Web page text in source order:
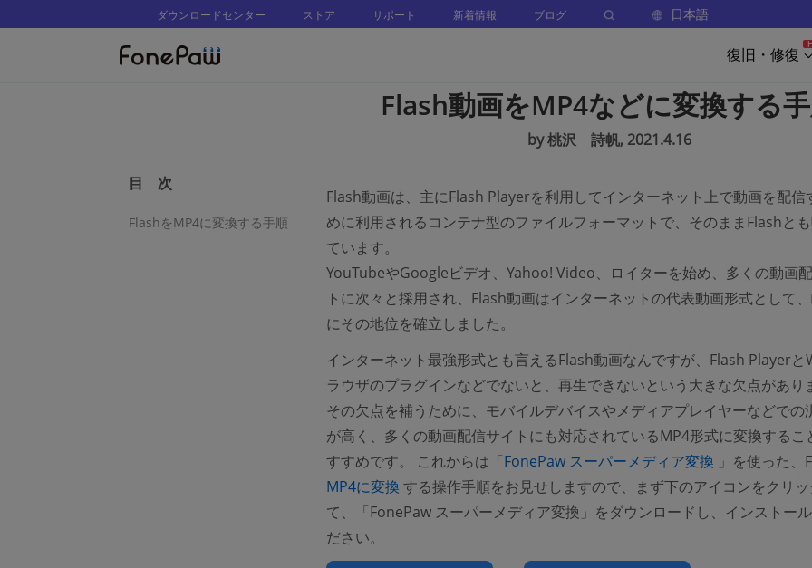
ダウンロードセンター ストア サポート 新着情報 ブログ 日本語
復旧・修復
Flash動画をMP4などに変換する
by 桃沢 詩帆, 2021.4.16
目 次
FlashをMP4に変換する手順
Flash動画は、主にFlash Playerを利用してインターネット上で動画を配信
めに利用されるコンテナ型のファイルフォーマットで、そのままFlashと
ています。
YouTubeやGoogleビデオ、Yahoo! Video、ロイターを始め、多くの動画
トに次々と採用され、Flash動画はインターネットの代表動画形式として
にその地位を確立しました。
インターネット最強形式とも言えるFlash動画なんですが、Flash Playerと
ラウザのプラグインなどでないと、再生できないという大きな欠点があり
その欠点を補うために、モバイルデバイスやメディアプレイヤーなどでの
が高く、多くの動画配信サイトにも対応されているMP4形式に変換するこ
すすめです。 これからは「FonePaw スーパーメディア変換 (opens new
」を使った、
MP4に変換 (opens new window)
する操作手順をお見せしますので、まず下のアイコンをクリ
て、「FonePaw スーパーメディア変換」をダウンロードし、インストー
ださい。